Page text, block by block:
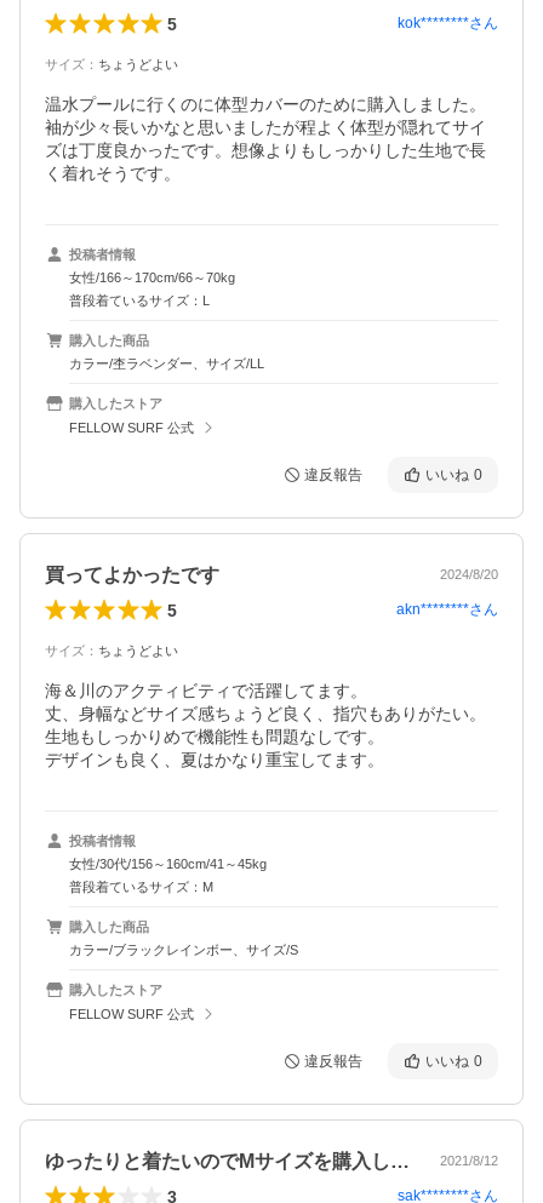
5 kok********さん
サイズ ： ちょうどよい
温水プールに行くのに体型カバーのために購入しました。
袖が少々長いかなと思いましたが程よく体型が隠れてサイ
ズは丁度良かったです。想像よりもしっかりした生地で長
く着れそうです。
投稿者情報
女性/166～170cm/66～70kg
普段着ているサイズ：L
購入した商品
カラー/杢ラベンダー、サイズ/LL
購入したストア
FELLOW SURF 公式
違反報告 いいね 0
買ってよかったです 2024/8/20
5 akn********さん
サイズ ： ちょうどよい
海＆川のアクティビティで活躍してます。
丈、身幅などサイズ感ちょうど良く、指穴もありがたい。
生地もしっかりめで機能性も問題なしです。
デザインも良く、夏はかなり重宝してます。
投稿者情報
女性/30代/156～160cm/41～45kg
普段着ているサイズ：M
購入した商品
カラー/ブラックレインボー、サイズ/S
購入したストア
FELLOW SURF 公式
違反報告 いいね 0
ゆったりと着たいのでMサイズを購入しま… 2021/8/12
3 sak********さん